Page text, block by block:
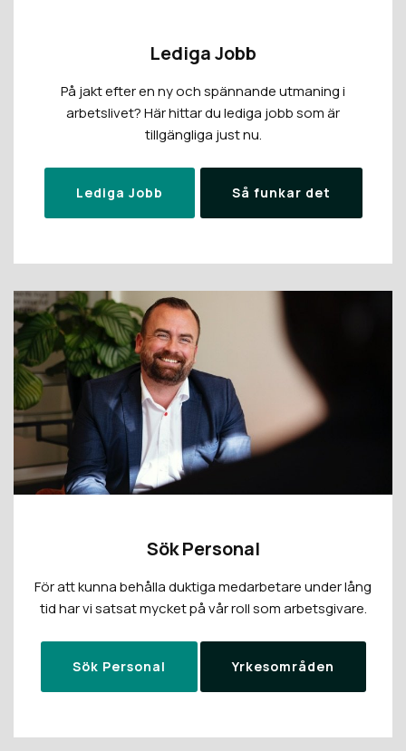
Lediga Jobb
På jakt efter en ny och spännande utmaning i
arbetslivet? Här hittar du lediga jobb som är
tillgängliga just nu.
Lediga Jobb Så funkar det
Sök Personal
För att kunna behålla duktiga medarbetare under lång
tid har vi satsat mycket på vår roll som arbetsgivare.
Sök Personal Yrkesområden